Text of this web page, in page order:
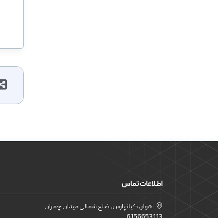
اطلاعات تماس
اهواز، کیانپارس، ضلع شمالی میدان چمران